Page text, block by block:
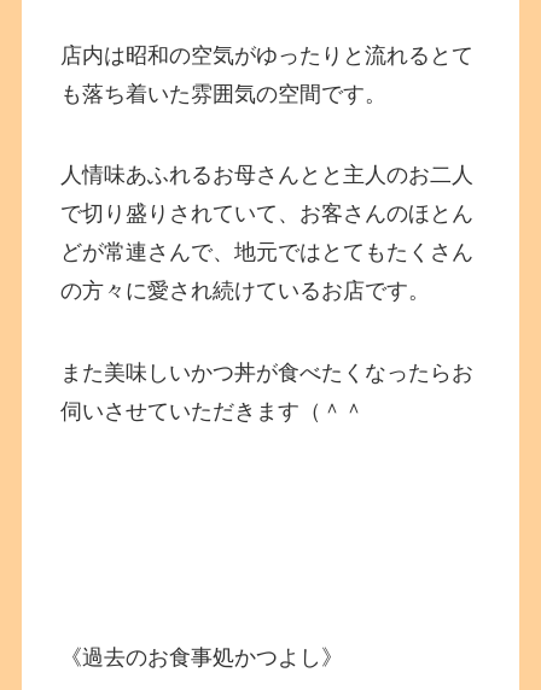
店内は昭和の空気がゆったりと流れるとて
も落ち着いた雰囲気の空間です。
人情味あふれるお母さんとと主人のお二人
で切り盛りされていて、お客さんのほとん
どが常連さんで、地元ではとてもたくさん
の方々に愛され続けているお店です。
また美味しいかつ丼が食べたくなったらお
伺いさせていただきます（＾＾
《過去のお食事処かつよし》